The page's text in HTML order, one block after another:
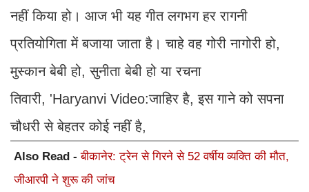
नहीं किया हो। आज भी यह गीत लगभग हर रागनी
प्रतियोगिता में बजाया जाता है। चाहे वह गोरी नागोरी हो,
मुस्कान बेबी हो, सुनीता बेबी हो या रचना
तिवारी, 'Haryanvi Video:जाहिर है, इस गाने को सपना
चौधरी से बेहतर कोई नहीं है,
Also Read -बीकानेर: ट्रेन से गिरने से 52 वर्षीय व्यक्ति की मौत,
जीआरपी ने शुरू की जांच